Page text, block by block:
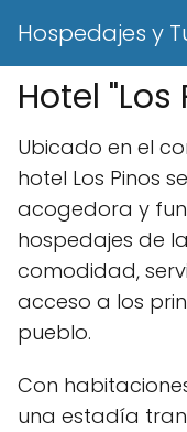
Hospedajes y
Hotel "Los
Ubicado en el
hotel Los Pinos
acogedora y
hospedajes de
comodidad,
acceso a los
pueblo.
Con
una estadía